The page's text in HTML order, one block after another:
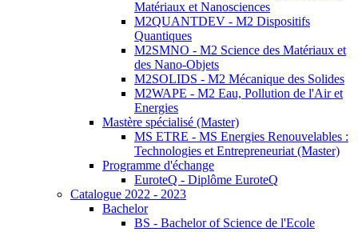
Matériaux et Nanosciences
M2QUANTDEV - M2 Dispositifs
Quantiques
M2SMNO - M2 Science des Matériaux et
des Nano-Objets
M2SOLIDS - M2 Mécanique des Solides
M2WAPE - M2 Eau, Pollution de l'Air et
Energies
Mastère spécialisé (Master)
MS ETRE - MS Energies Renouvelables :
Technologies et Entrepreneuriat (Master)
Programme d'échange
EuroteQ - Diplôme EuroteQ
Catalogue 2022 - 2023
Bachelor
BS - Bachelor of Science de l'Ecole